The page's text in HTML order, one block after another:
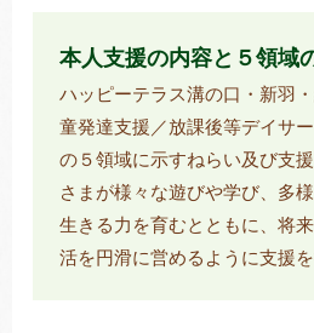
本人支援の内容と５領域
ハッピーテラス溝の口・新羽
童発達支援／放課後等デイサ
の５領域に示すねらい及び支
さまが様々な遊びや学び、多
生きる力を育むとともに、将
活を円滑に営めるように支援を